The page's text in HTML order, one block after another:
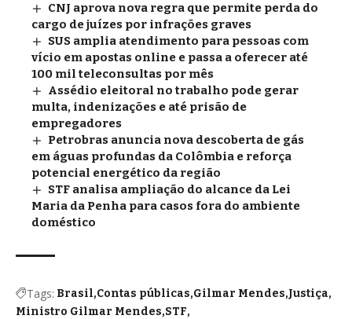
CNJ aprova nova regra que permite perda do
cargo de juízes por infrações graves
SUS amplia atendimento para pessoas com
vício em apostas online e passa a oferecer até
100 mil teleconsultas por mês
Assédio eleitoral no trabalho pode gerar
multa, indenizações e até prisão de
empregadores
Petrobras anuncia nova descoberta de gás
em águas profundas da Colômbia e reforça
potencial energético da região
STF analisa ampliação do alcance da Lei
Maria da Penha para casos fora do ambiente
doméstico
Tags: Brasil Contas públicas Gilmar Mendes Justiça
Ministro Gilmar Mendes STF